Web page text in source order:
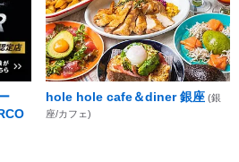
hole hole cafe＆diner 銀座 (銀
座/カフェ)